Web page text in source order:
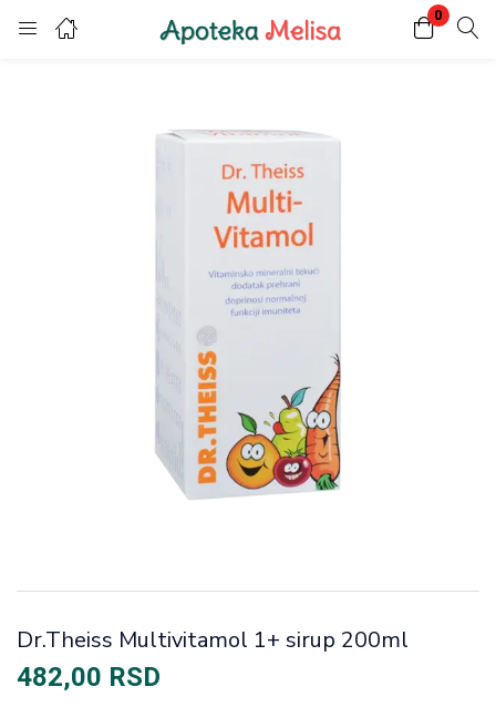
0
Login Register
Enter your username and password to login.
Dr.Theiss Multivitamol 1+ sirup 200ml
482,00 RSD